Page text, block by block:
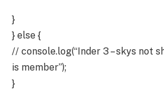
}
} else {
// console.log(“Inder 3 – skys not
is member”);
}